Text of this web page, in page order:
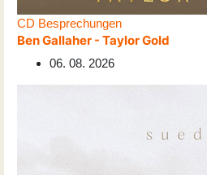
CD Besprechungen
Ben Gallaher - Taylor Gold
06. 08. 2026